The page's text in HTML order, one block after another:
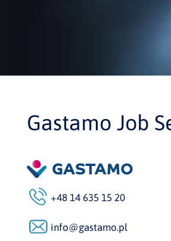
Gastamo Job
+48 14 635 15 20
info@gastamo.pl